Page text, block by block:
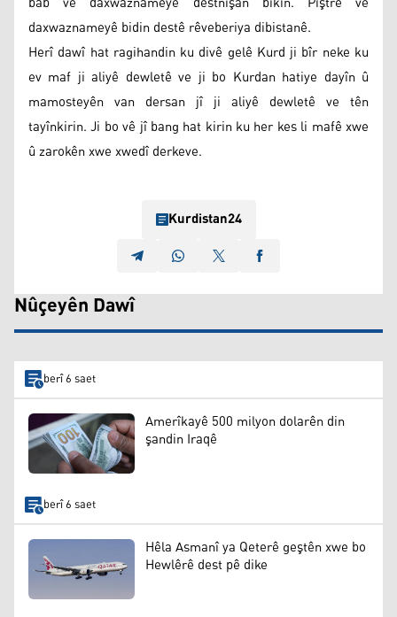
daxwaznameyê bidin destê rêveberiya dibistanê.
Herî dawî hat ragihandin ku divê gelê Kurd ji bîr neke ku
ev maf ji aliyê dewletê ve ji bo Kurdan hatiye dayîn û
mamosteyên van dersan jî ji aliyê dewletê ve tên
tayînkirin. Ji bo vê jî bang hat kirin ku her kes li mafê xwe
û zarokên xwe xwedî derkeve.
Kurdistan24
Nûçeyên Dawî
berî 6 saet
Amerîkayê 500 milyon dolarên din
şandin Iraqê
berî 6 saet
Hêla Asmanî ya Qeterê geştên xwe bo
Hewlêrê dest pê dike